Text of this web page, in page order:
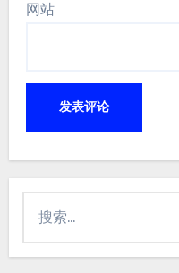
网站
索：